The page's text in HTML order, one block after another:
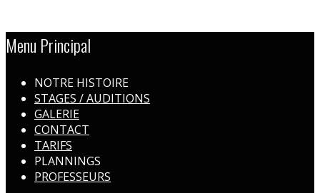
Menu Principal
NOTRE HISTOIRE
STAGES / AUDITIONS
GALERIE
CONTACT
TARIFS
PLANNINGS
PROFESSEURS